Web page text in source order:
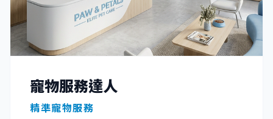
寵物服務達人
精準寵物服務